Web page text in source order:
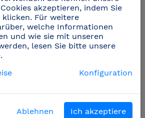
akzeptieren, indem Sie
klicken. Für weitere
welche Informationen
und wie sie mit unseren
lesen Sie bitte unsere
.
Konfiguration
Ablehnen Ich akzeptiere